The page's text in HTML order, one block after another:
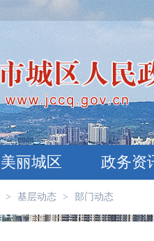
美丽城区 政务资
> 基层动态 > 部门动态